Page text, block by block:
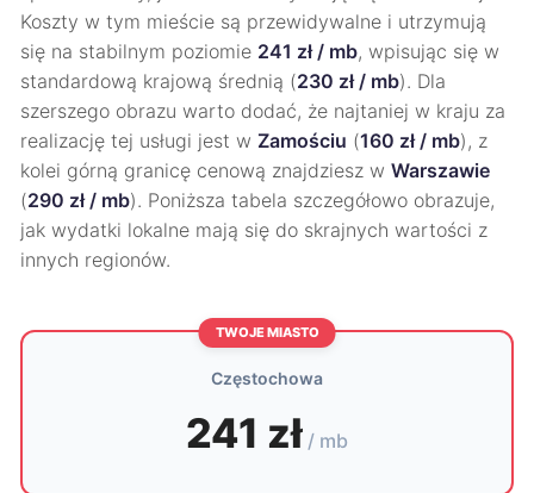
Koszty w tym mieście są przewidywalne i utrzymują
się na stabilnym poziomie 241 zł / mb, wpisując się w
standardową krajową średnią (230 zł / mb). Dla
szerszego obrazu warto dodać, że najtaniej w kraju za
realizację tej usługi jest w Zamościu (160 zł / mb), z
kolei górną granicę cenową znajdziesz w Warszawie
(290 zł / mb). Poniższa tabela szczegółowo obrazuje,
jak wydatki lokalne mają się do skrajnych wartości z
innych regionów.
TWOJE MIASTO
Częstochowa
241 zł / mb